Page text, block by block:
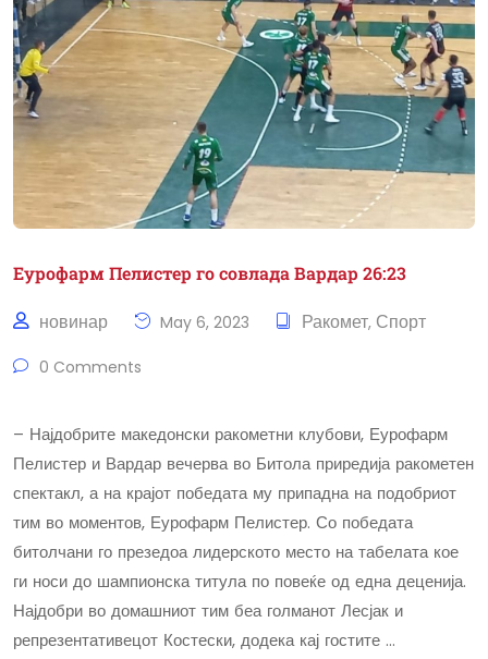
Еурофарм Пелистер го совлада Вардар 26:23
новинар May 6, 2023 Ракомет, Спорт
0 Comments
– Најдобрите македонски ракометни клубови, Еурофарм
Пелистер и Вардар вечерва во Битола приредија ракометен
спектакл, а на крајот победата му припадна на подобриот
тим во моментов, Еурофарм Пелистер. Со победата
битолчани го презедоа лидерското место на табелата кое
ги носи до шампионска титула по повеќе од една деценија.
Најдобри во домашниот тим беа голманот Лесјак и
репрезентативецот Костески, додека кај гостите …